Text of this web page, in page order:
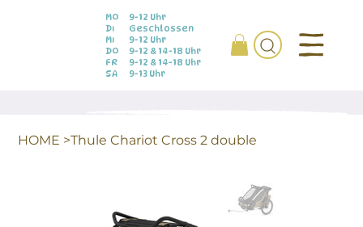
MO
DI
MI
DO
FR
SA
9-12 Uhr
Geschlossen
9-12 Uhr
9-12 & 14-18 Uhr
9-12 & 14-18 Uhr
9-13 Uhr
HOME >Thule Chariot Cross 2 double